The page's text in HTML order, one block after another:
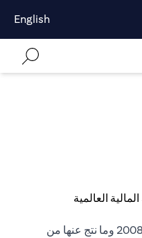
English
أدت الأزمة المالية العالمية في عام 2008 وما نتج عنها من